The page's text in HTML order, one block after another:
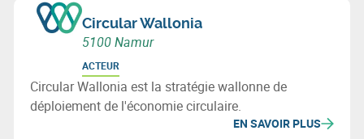
Circular Wallonia
5100 Namur
ACTEUR
Circular Wallonia est la stratégie wallonne de
déploiement de l'économie circulaire.
EN SAVOIR PLUS